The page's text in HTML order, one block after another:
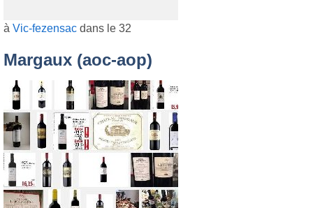
à Vic-fezensac dans le 32
Margaux (aoc-aop)